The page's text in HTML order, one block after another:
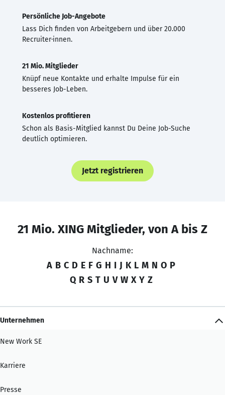
Persönliche Job-Angebote
Lass Dich finden von Arbeitgebern und über 20.000
Recruiter·innen.
21 Mio. Mitglieder
Knüpf neue Kontakte und erhalte Impulse für ein
besseres Job-Leben.
Kostenlos profitieren
Schon als Basis-Mitglied kannst Du Deine Job-Suche
deutlich optimieren.
Jetzt registrieren
21 Mio. XING Mitglieder, von A bis Z
Nachname:
A B C D E F G H I J K L M N O P
Q R S T U V W X Y Z
Unternehmen
New Work SE
Karriere
Presse